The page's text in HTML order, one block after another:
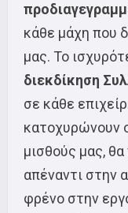
κάθε μάχη που
μας. Το
διεκδίκηση
σε κάθε
κατοχυρώνουν
μισθούς μας,
απέναντι στην
φρένο στην